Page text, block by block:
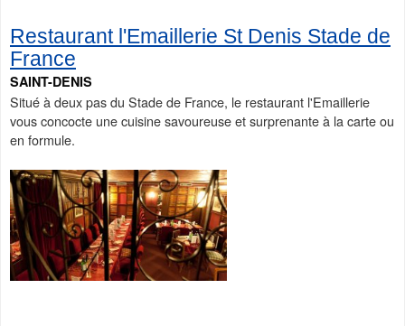
Restaurant l'Emaillerie St Denis Stade de
France
SAINT-DENIS
Situé à deux pas du Stade de France, le restaurant l'Emaillerie
vous concocte une cuisine savoureuse et surprenante à la carte ou
en formule.